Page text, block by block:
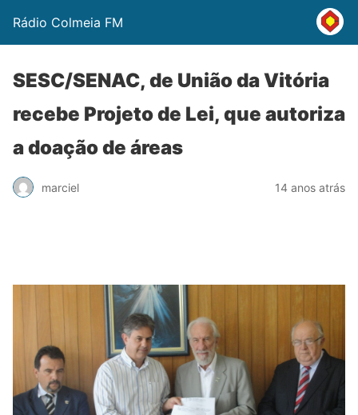
Rádio Colmeia FM
SESC/SENAC, de União da Vitória
recebe Projeto de Lei, que autoriza
a doação de áreas
marciel 14 anos atrás